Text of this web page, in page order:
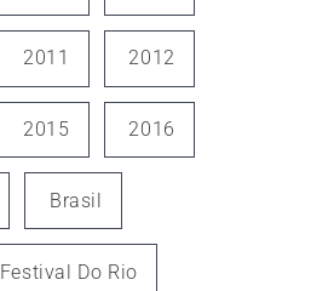
2011 2012
2015 2016
Brasil
Festival Do Rio